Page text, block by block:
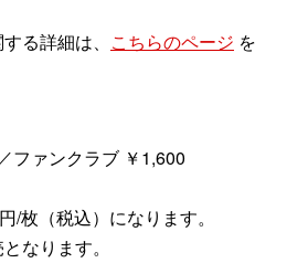
る詳細は、 こちらのページ を
ファンクラブ ￥1,600
/枚（税込）になります。
なります。